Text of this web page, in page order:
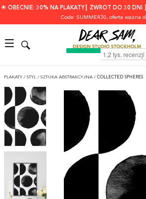
🌟 OBECNIE: 30% NA PLAKATY┃ ZWROT DO 30 DNI
Code: SUMMER30, oferta ważna
PLAKATY / STYL / SZTUKA ABSTRAKCYJNA / COLLECTED SPHERES